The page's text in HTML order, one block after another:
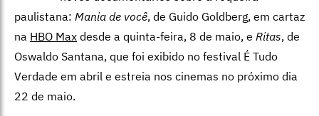
paulistana: Mania de você, de Guido Goldberg, em cartaz
na HBO Max desde a quinta-feira, 8 de maio, e Ritas, de
Oswaldo Santana, que foi exibido no festival É Tudo
Verdade em abril e estreia nos cinemas no próximo dia
22 de maio.